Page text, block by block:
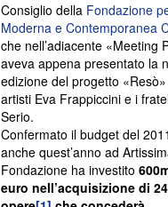
Consiglio della Fondazione
Moderna e Contemporanea
che nell’adiacente «Meeting
aveva appena presentato la
edizione del progetto
artisti Eva Frappiccini e i
Serio.
Confermato il budget del
anche quest’anno ad
Fondazione ha investito
euro nell’acquisizione di 24